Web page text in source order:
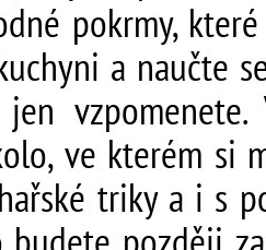
pokrmy,
a naučte
vzpomenete.
ve kterém si
triky a i s